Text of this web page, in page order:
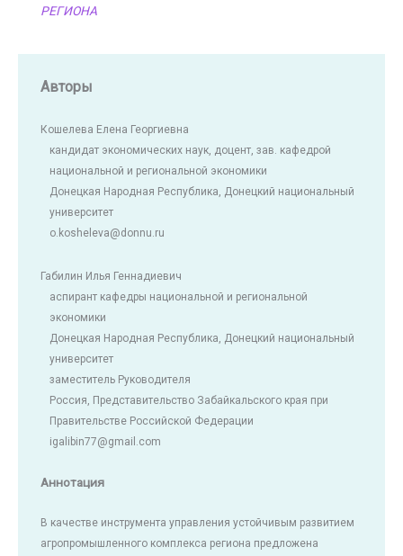
РЕГИОНА
Авторы
Кошелева Елена Георгиевна
кандидат экономических наук, доцент, зав. кафедрой
национальной и региональной экономики
Донецкая Народная Республика, Донецкий национальный
университет
o.kosheleva@donnu.ru
Габилин Илья Геннадиевич
аспирант кафедры национальной и региональной
экономики
Донецкая Народная Республика, Донецкий национальный
университет
заместитель Руководителя
Россия, Представительство Забайкальского края при
Правительстве Российской Федерации
igalibin77@gmail.com
Аннотация
В качестве инструмента управления устойчивым развитием
агропромышленного комплекса региона предложена